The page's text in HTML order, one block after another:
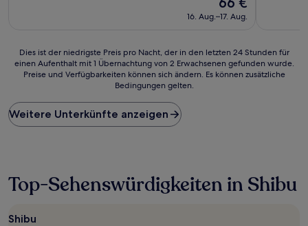
Preis
beträgt
16. Aug.–17. Aug.
Dies
ist
Preis
pro
Nacht,
letzten
24 Stunden
einen
Dies ist der niedrigste Preis pro Nacht, der in den letzten 24 Stunden für
einen Aufenthalt mit 1 Übernachtung von 2 Erwachsenen gefunden wurde.
Preise und Verfügbarkeiten können sich ändern. Es können zusätzliche
Bedingungen gelten.
Weitere Unterkünfte anzeigen
Top-Sehenswürdigkeiten in Shibu
Shibu